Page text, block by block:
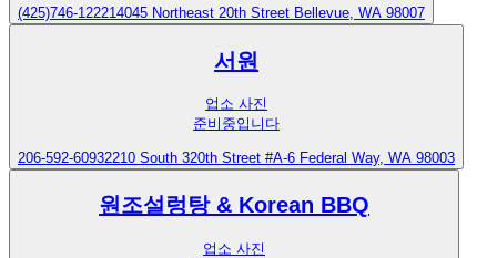
(425)746-122214045 Northeast 20th Street Bellevue, WA 98007
서원
업소 사진
준비중입니다
206-592-60932210 South 320th Street #A-6 Federal Way, WA 98003
원조설렁탕 & Korean BBQ
업소 사진